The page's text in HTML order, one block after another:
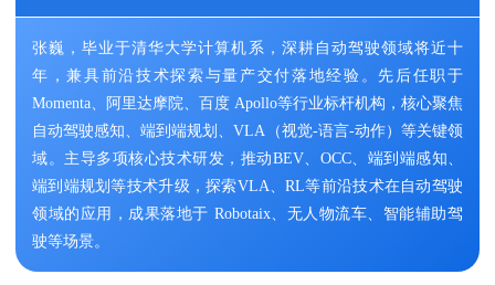
张巍，毕业于清华大学计算机系，深耕自动驾驶领域将近十
年，兼具前沿技术探索与量产交付落地经验。先后任职于
Momenta、阿里达摩院、百度 Apollo等行业标杆机构，核心聚焦
自动驾驶感知、端到端规划、VLA（视觉-语言-动作）等关键领
域。主导多项核心技术研发，推动BEV、OCC、端到端感知、
端到端规划等技术升级，探索VLA、RL等前沿技术在自动驾驶
领域的应用，成果落地于 Robotaix、无人物流车、智能辅助驾
驶等场景。